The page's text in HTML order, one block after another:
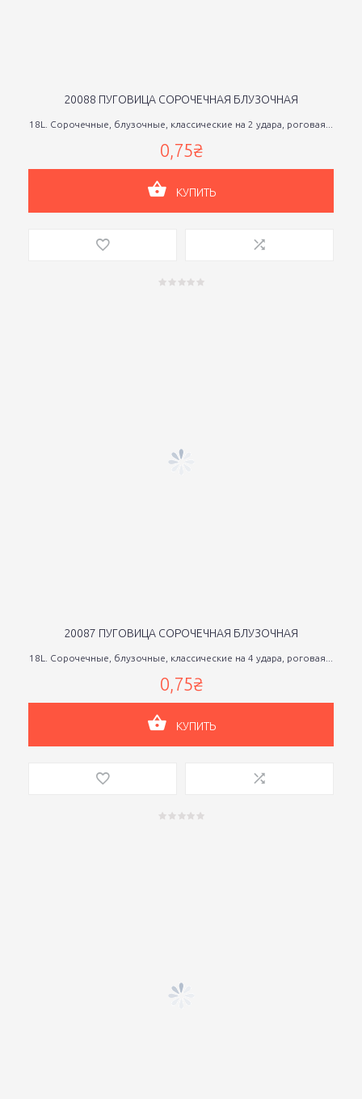
20088 ПУГОВИЦА СОРОЧЕЧНАЯ БЛУЗОЧНАЯ
18L. Сорочечные, блузочные, классические на 2 удара, роговая...
0,75₴
КУПИТЬ
20087 ПУГОВИЦА СОРОЧЕЧНАЯ БЛУЗОЧНАЯ
18L. Сорочечные, блузочные, классические на 4 удара, роговая...
0,75₴
КУПИТЬ